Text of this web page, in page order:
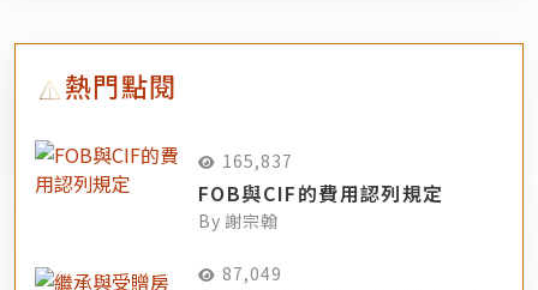
熱門點閱
165,837
FOB與CIF的費用認列規定
By 謝宗翰
87,049